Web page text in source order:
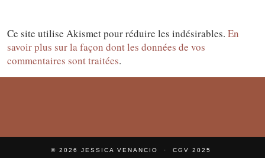
Ce site utilise Akismet pour réduire les indésirables. En
savoir plus sur la façon dont les données de vos
commentaires sont traitées.
© 2026 JESSICA VENANCIO CGV 2025